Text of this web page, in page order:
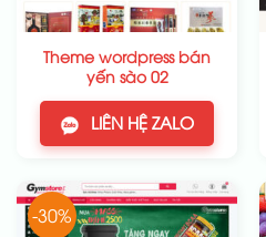
Theme wordpress bán
yến sào 02
LIÊN HỆ ZALO
-30%